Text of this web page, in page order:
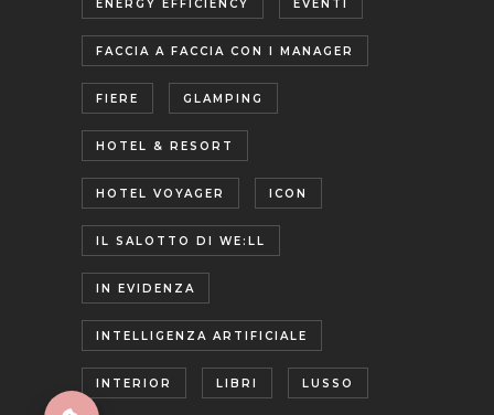
ENERGY EFFICIENCY EVENTI
FACCIA A FACCIA CON I MANAGER
FIERE GLAMPING
HOTEL & RESORT
HOTEL VOYAGER ICON
IL SALOTTO DI WE:LL
IN EVIDENZA
INTELLIGENZA ARTIFICIALE
INTERIOR LIBRI LUSSO